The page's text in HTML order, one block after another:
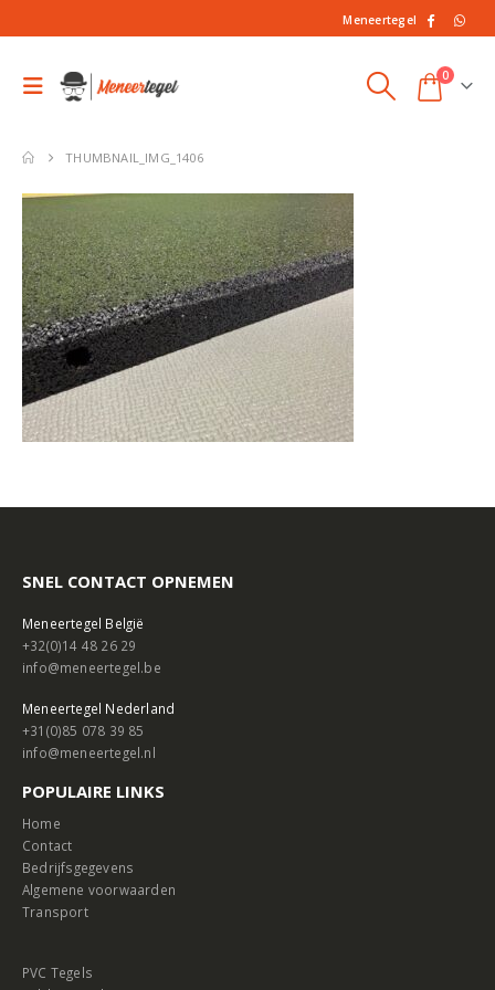
Meneertegel
0
THUMBNAIL_IMG_1406
SNEL CONTACT OPNEMEN
Meneertegel België
+32(0)14 48 26 29
info@meneertegel.be
Meneertegel Nederland
+31(0)85 078 39 85
info@meneertegel.nl
POPULAIRE LINKS
Home
Contact
Bedrijfsgegevens
Algemene voorwaarden
Transport
PVC Tegels